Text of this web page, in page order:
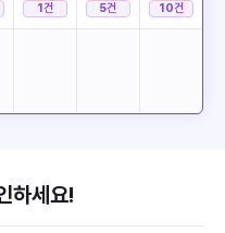
1건
5건
10건
하세요!